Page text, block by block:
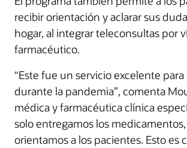
recibir orientación y aclarar sus
hogar, al integrar teleconsultas por
farmacéutico.
“Este fue un servicio excelente
durante la pandemia”, comenta
médica y farmacéutica clínica
solo entregamos los
orientamos a los pacientes. Esto es